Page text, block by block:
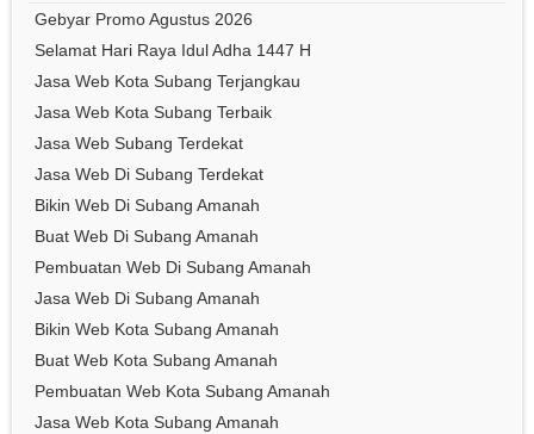
Gebyar Promo Agustus 2026
Selamat Hari Raya Idul Adha 1447 H
Jasa Web Kota Subang Terjangkau
Jasa Web Kota Subang Terbaik
Jasa Web Subang Terdekat
Jasa Web Di Subang Terdekat
Bikin Web Di Subang Amanah
Buat Web Di Subang Amanah
Pembuatan Web Di Subang Amanah
Jasa Web Di Subang Amanah
Bikin Web Kota Subang Amanah
Buat Web Kota Subang Amanah
Pembuatan Web Kota Subang Amanah
Jasa Web Kota Subang Amanah